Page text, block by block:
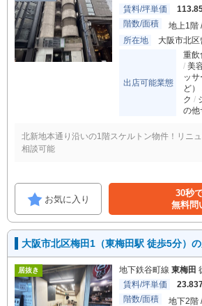
賃料/坪単価
階数/面積
地上1階
所在地
大阪市北
出店可能業態
重飲
美
ッ
ど）
ク
の他
北新地本通り沿いの1階スケルトン物件！リニ
相談可能
お気に入り
30秒
無料問
大阪市北区梅田1（東梅田駅 徒歩5分）
居抜き 地下鉄谷町線 東梅田
賃料/坪単価
階数/面積
地下2階